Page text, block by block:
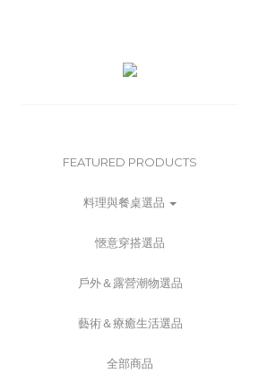
FEATURED PRODUCTS
料理與餐桌選品
愜意穿搭選品
戶外＆露營潮物選品
藝術＆療癒生活選品
全部商品